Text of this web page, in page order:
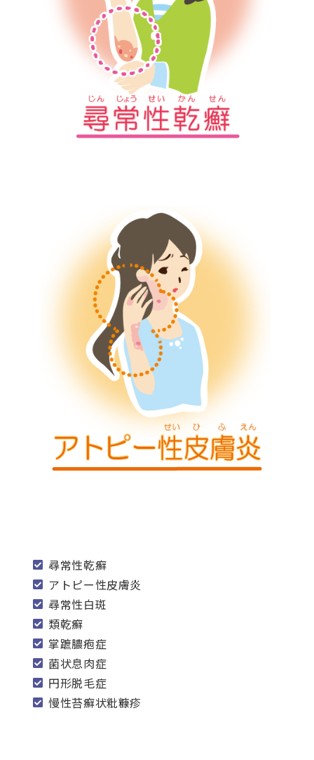
尋常性乾癬
アトピー性皮膚炎
尋常性白斑
類乾癬
掌蹠膿疱症
菌状息肉症
円形脱毛症
慢性苔癬状粃糠疹